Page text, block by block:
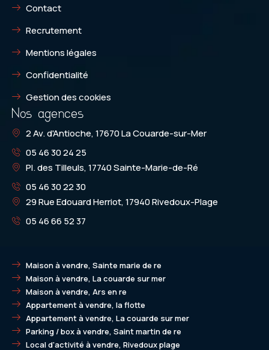
Contact
Recrutement
Mentions légales
Confidentialité
Gestion des cookies
Nos agences
2 Av. d'Antioche, 17670 La Couarde-sur-Mer
05 46 30 24 25
Pl. des Tilleuls, 17740 Sainte-Marie-de-Ré
05 46 30 22 30
29 Rue Edouard Herriot, 17940 Rivedoux-Plage
05 46 66 52 37
Maison à vendre, Sainte marie de re
Maison à vendre, La couarde sur mer
Maison à vendre, Ars en re
Appartement à vendre, la flotte
Appartement à vendre, La couarde sur mer
Parking / box à vendre, Saint martin de re
Local d'activité à vendre, Rivedoux plage